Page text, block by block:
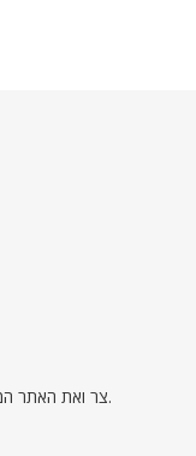
צר ואת האתר המושלם בעזרת כלי גרור ושחרר עוצמתיים.